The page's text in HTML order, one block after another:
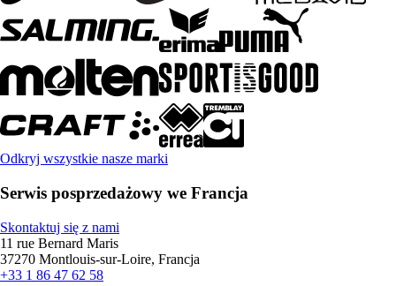
Odkryj wszystkie nasze marki
Serwis posprzedażowy we Francja
Skontaktuj się z nami
11 rue Bernard Maris
37270 Montlouis-sur-Loire, Francja
+33 1 86 47 62 58